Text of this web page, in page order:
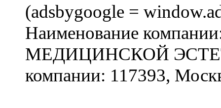
(adsbygoogle =
Наименование
МЕДИЦИНСКОЙ
компании: 117393,